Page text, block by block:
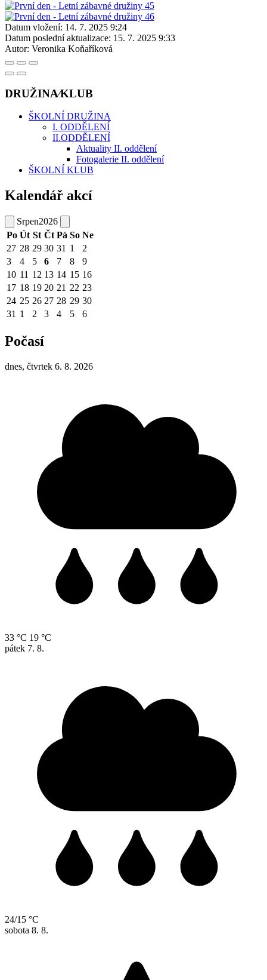
Datum vložení: 14. 7. 2025 9:24
Datum poslední aktualizace: 15. 7. 2025 9:33
Autor: Veronika Koňaříková
DRUŽINA⁄KLUB
ŠKOLNÍ DRUŽINA
I. ODDĚLENÍ
II.ODDĚLENÍ
Aktuality II. oddělení
Fotogalerie II. oddělení
ŠKOLNÍ KLUB
Kalendář akcí
Srpen2026
Po Út St Čt Pá So Ne
27 28 29 30 31 1
2
3
4 5 6 7 8
9
10 11 12 13 14 15 16
17 18 19 20 21 22 23
24 25 26 27 28 29 30
31 1 2 3 4 5 6
Počasí
dnes, čtvrtek 6. 8. 2026
33 °C 19 °C
pátek 7. 8.
24/15 °C
sobota 8. 8.